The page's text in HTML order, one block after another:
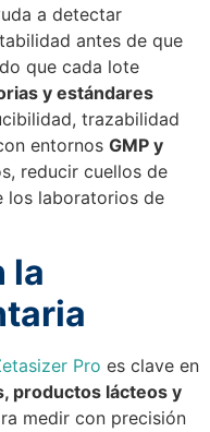
a detectar
antes de que
que cada lote
y estándares
trazabilidad
entornos GMP y
reducir cuellos de
los laboratorios de
la
Pro es clave en
productos lácteos y
medir con precisión